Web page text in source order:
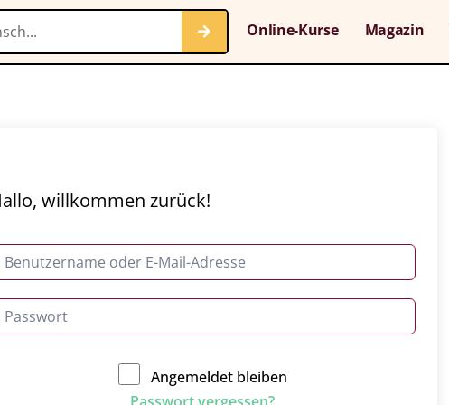
Online-Kurse Magazin
willkommen zurück!
Angemeldet bleiben